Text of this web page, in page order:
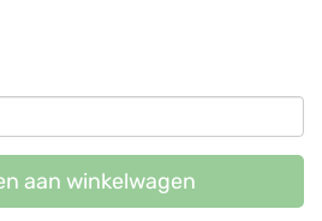
aan winkelwagen